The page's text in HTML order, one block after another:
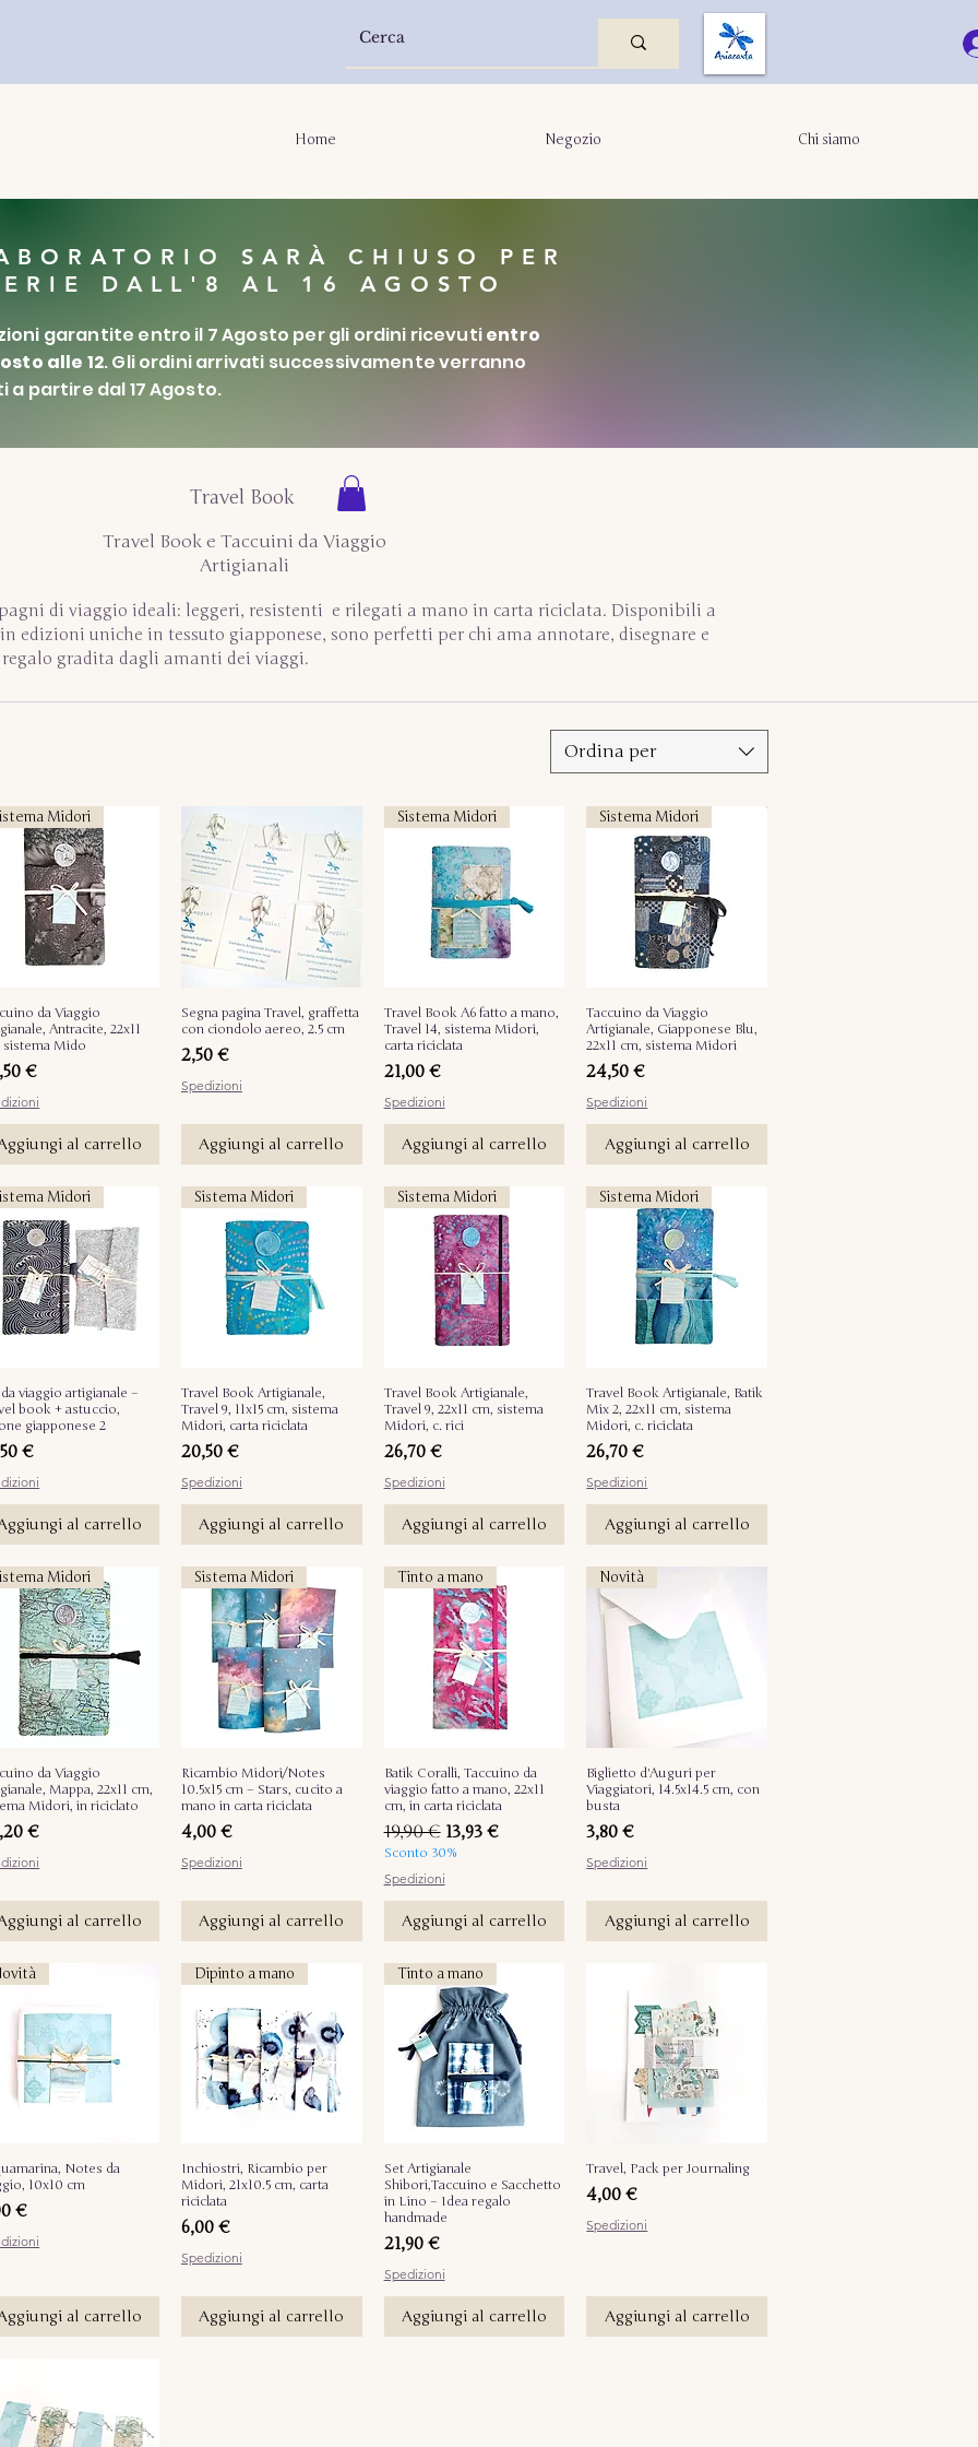
Home Negozio Chi siamo
SARÀ CHIUSO PER
DALL'8 AL 16 AGOSTO
garantite entro il 7 Agosto per gli ordini ricevutientro
alle 12. Gli ordini arrivati successivamente verranno
a partire dal 17 Agosto.
Travel Book
Travel Book e Taccuini da Viaggio
Artigianali
di viaggio ideali: leggeri, resistenti e rilegati a mano in carta riciclata. Disponibili a
edizioni uniche in tessuto giapponese, sono perfetti per chi ama annotare, disegnare e
gradita dagli amanti dei viaggi.
Ordina per
Vista rapida
Midori
da Viaggio
Antracite, 22x11
sistema Mido
€
al carrello
Vista rapida
Segna pagina Travel, graffetta
con ciondolo aereo, 2.5 cm
Prezzo
2,50 €
Spedizioni
Aggiungi al carrello
Vista rapida
Sistema Midori
Travel Book A6 fatto a mano,
Travel 14, sistema Midori,
carta riciclata
Prezzo
21,00 €
Spedizioni
Aggiungi al carrello
Vista rapida
Sistema Midori
Taccuino da Viaggio
Artigianale, Giapponese Blu,
22x11 cm, sistema Midori
Prezzo
24,50 €
Spedizioni
Aggiungi al carrello
Vista rapida
Midori
da viaggio artigianale –
book + astuccio,
giapponese 2
€
al carrello
Vista rapida
Sistema Midori
Travel Book Artigianale,
Travel 9, 11x15 cm, sistema
Midori, carta riciclata
Prezzo
20,50 €
Spedizioni
Aggiungi al carrello
Vista rapida
Sistema Midori
Travel Book Artigianale,
Travel 9, 22x11 cm, sistema
Midori, c. rici
Prezzo
26,70 €
Spedizioni
Aggiungi al carrello
Vista rapida
Sistema Midori
Travel Book Artigianale, Batik
Mix 2, 22x11 cm, sistema
Midori, c. riciclata
Prezzo
26,70 €
Spedizioni
Aggiungi al carrello
Vista rapida
Midori
da Viaggio
Mappa, 22x11 cm,
Midori, in riciclato
€
al carrello
Vista rapida
Sistema Midori
Ricambio Midori/Notes
10.5x15 cm – Stars, cucito a
mano in carta riciclata
Prezzo
4,00 €
Spedizioni
Aggiungi al carrello
Vista rapida
Tinto a mano
Batik Coralli, Taccuino da
viaggio fatto a mano, 22x11
cm, in carta riciclata
Prezzo regolare
19,90 € Prezzo scontato
13,93 €
Sconto 30%
Spedizioni
Aggiungi al carrello
Vista rapida
Novità
Biglietto d'Auguri per
Viaggiatori, 14.5x14.5 cm, con
busta
Prezzo
3,80 €
Spedizioni
Aggiungi al carrello
Vista rapida
Notes da
10x10 cm
€
al carrello
Vista rapida
Dipinto a mano
Inchiostri, Ricambio per
Midori, 21x10.5 cm, carta
riciclata
Prezzo
6,00 €
Spedizioni
Aggiungi al carrello
Vista rapida
Tinto a mano
Set Artigianale
Shibori,Taccuino e Sacchetto
in Lino – Idea regalo
handmade
Prezzo
21,90 €
Spedizioni
Aggiungi al carrello
Vista rapida
Travel, Pack per Journaling
Prezzo
4,00 €
Spedizioni
Aggiungi al carrello